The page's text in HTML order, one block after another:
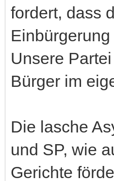
fordert, dass
Unsere
Bürger im
Die lasche
und SP, wie
Gerichte